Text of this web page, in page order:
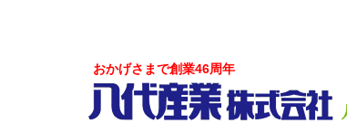
おかげさまで創業46周年